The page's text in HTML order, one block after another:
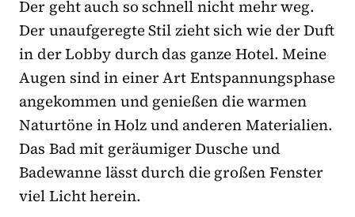
Der geht auch so schnell nicht mehr weg.
Der unaufgeregte Stil zieht sich wie der Duft
in der Lobby durch das ganze Hotel. Meine
Augen sind in einer Art Entspannungsphase
angekommen und genießen die warmen
Naturtöne in Holz und anderen Materialien.
Das Bad mit geräumiger Dusche und
Badewanne lässt durch die großen Fenster
viel Licht herein.